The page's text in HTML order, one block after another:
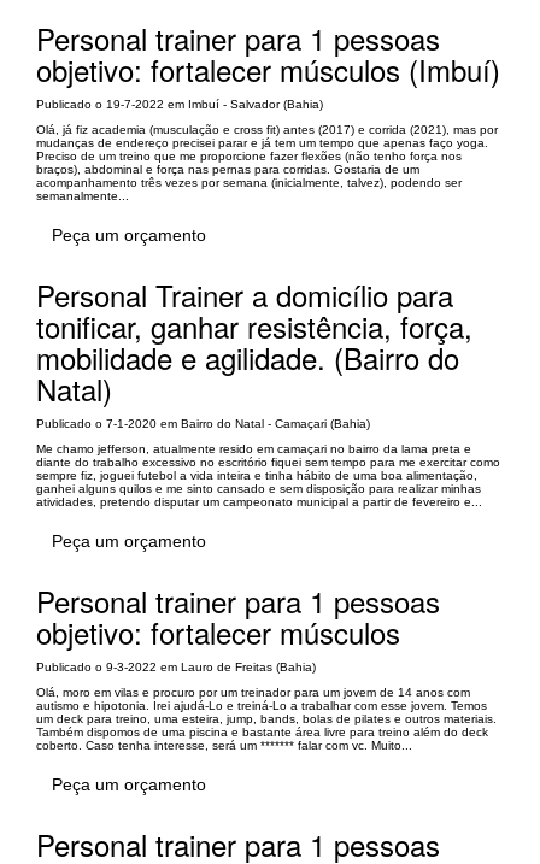
Personal trainer para 1 pessoas
objetivo: fortalecer músculos (Imbuí)
Publicado o 19-7-2022 em Imbuí - Salvador (Bahia)
Olá, já fiz academia (musculação e cross fit) antes (2017) e corrida (2021), mas por
mudanças de endereço precisei parar e já tem um tempo que apenas faço yoga.
Preciso de um treino que me proporcione fazer flexões (não tenho força nos
braços), abdominal e força nas pernas para corridas. Gostaria de um
acompanhamento três vezes por semana (inicialmente, talvez), podendo ser
semanalmente...
Peça um orçamento
Personal Trainer a domicílio para
tonificar, ganhar resistência, força,
mobilidade e agilidade. (Bairro do
Natal)
Publicado o 7-1-2020 em Bairro do Natal - Camaçari (Bahia)
Me chamo jefferson, atualmente resido em camaçari no bairro da lama preta e
diante do trabalho excessivo no escritório fiquei sem tempo para me exercitar como
sempre fiz, joguei futebol a vida inteira e tinha hábito de uma boa alimentação,
ganhei alguns quilos e me sinto cansado e sem disposição para realizar minhas
atividades, pretendo disputar um campeonato municipal a partir de fevereiro e...
Peça um orçamento
Personal trainer para 1 pessoas
objetivo: fortalecer músculos
Publicado o 9-3-2022 em Lauro de Freitas (Bahia)
Olá, moro em vilas e procuro por um treinador para um jovem de 14 anos com
autismo e hipotonia. Irei ajudá-Lo e treiná-Lo a trabalhar com esse jovem. Temos
um deck para treino, uma esteira, jump, bands, bolas de pilates e outros materiais.
Também dispomos de uma piscina e bastante área livre para treino além do deck
coberto. Caso tenha interesse, será um ******* falar com vc. Muito...
Peça um orçamento
Personal trainer para 1 pessoas